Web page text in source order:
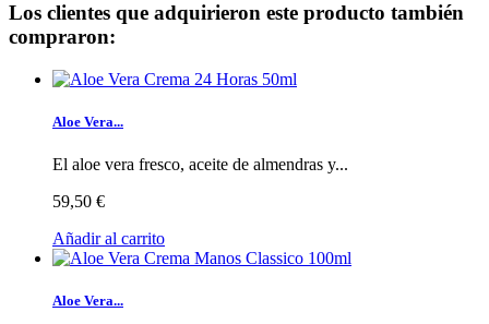
Los clientes que adquirieron este producto también
compraron:
Aloe Vera...
El aloe vera fresco, aceite de almendras y...
59,50 €
Añadir al carrito
Aloe Vera...